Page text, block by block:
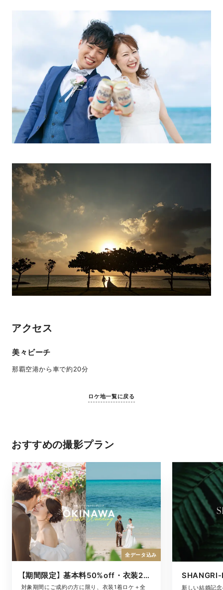
アクセス
美々ビーチ
那覇空港から車で約20分
ロケ地一覧に戻る
おすすめの撮影プラン
【期間限定】 基本料50%off・衣装2着ロケ
対象期間にご成約の方に限り、衣装1着ロケ＋全
全データ込み
新しい結婚記念